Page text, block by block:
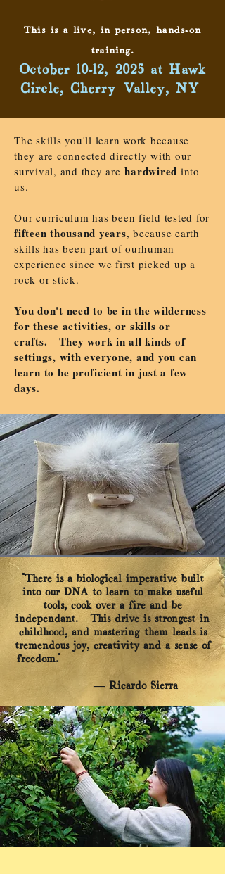
This is a live, in person, hands-on
training.
October 10-12, 2025 at Hawk
Circle, Cherry Valley, NY
The skills you'll learn work because
they are connected directly with our
survival, and they are hardwired into
us.
Our curriculum has been field tested for
fifteen thousand years, because earth
skills has been part of ourhuman
experience since we first picked up a
rock or stick.
You don't need to be in the wilderness
for these activities, or skills or
crafts. They work in all kinds of
settings, with everyone, and you can
learn to be proficient in just a few
days.
“There is a biological imperative built
into our DNA to learn to make useful
tools, cook over a fire and be
independant. This drive is strongest in
childhood, and mastering them leads is
tremendous joy, creativity and a sense of
freedom.”
― Ricardo Sierra